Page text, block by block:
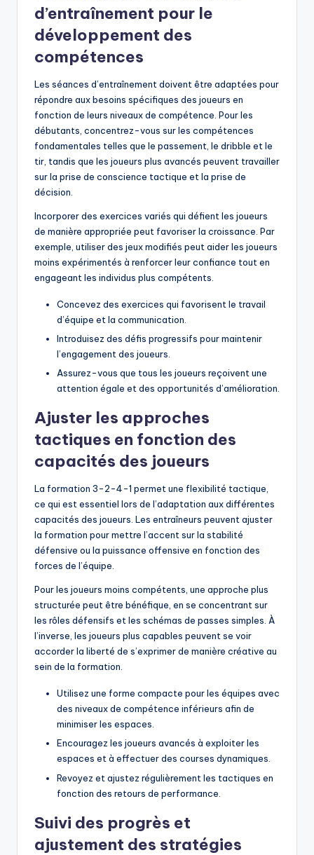
d’entraînement pour le
développement des
compétences
Les séances d’entraînement doivent être adaptées pour
répondre aux besoins spécifiques des joueurs en
fonction de leurs niveaux de compétence. Pour les
débutants, concentrez-vous sur les compétences
fondamentales telles que le passement, le dribble et le
tir, tandis que les joueurs plus avancés peuvent travailler
sur la prise de conscience tactique et la prise de
décision.
Incorporer des exercices variés qui défient les joueurs
de manière appropriée peut favoriser la croissance. Par
exemple, utiliser des jeux modifiés peut aider les joueurs
moins expérimentés à renforcer leur confiance tout en
engageant les individus plus compétents.
Concevez des exercices qui favorisent le travail
d’équipe et la communication.
Introduisez des défis progressifs pour maintenir
l’engagement des joueurs.
Assurez-vous que tous les joueurs reçoivent une
attention égale et des opportunités d’amélioration.
Ajuster les approches
tactiques en fonction des
capacités des joueurs
La formation 3-2-4-1 permet une flexibilité tactique,
ce qui est essentiel lors de l’adaptation aux différentes
capacités des joueurs. Les entraîneurs peuvent ajuster
la formation pour mettre l’accent sur la stabilité
défensive ou la puissance offensive en fonction des
forces de l’équipe.
Pour les joueurs moins compétents, une approche plus
structurée peut être bénéfique, en se concentrant sur
les rôles défensifs et les schémas de passes simples. À
l’inverse, les joueurs plus capables peuvent se voir
accorder la liberté de s’exprimer de manière créative au
sein de la formation.
Utilisez une forme compacte pour les équipes avec
des niveaux de compétence inférieurs afin de
minimiser les espaces.
Encouragez les joueurs avancés à exploiter les
espaces et à effectuer des courses dynamiques.
Revoyez et ajustez régulièrement les tactiques en
fonction des retours de performance.
Suivi des progrès et
ajustement des stratégies